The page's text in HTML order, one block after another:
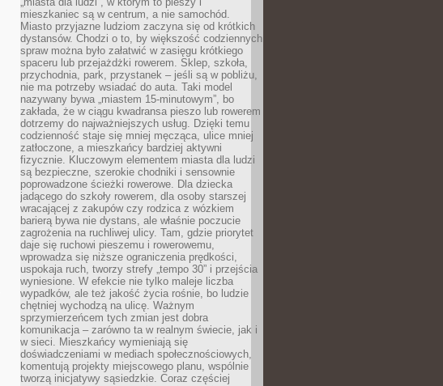
mieszkaniec są w centrum, a nie samochód.
Miasto przyjazne ludziom zaczyna się od krótkich
dystansów. Chodzi o to, by większość codziennych
spraw można było załatwić w zasięgu krótkiego
spaceru lub przejażdżki rowerem. Sklep, szkoła,
przychodnia, park, przystanek – jeśli są w pobliżu,
nie ma potrzeby wsiadać do auta. Taki model
nazywany bywa „miastem 15-minutowym”, bo
zakłada, że w ciągu kwadransa pieszo lub rowerem
dotrzemy do najważniejszych usług. Dzięki temu
codzienność staje się mniej męcząca, ulice mniej
zatłoczone, a mieszkańcy bardziej aktywni
fizycznie. Kluczowym elementem miasta dla ludzi
są bezpieczne, szerokie chodniki i sensownie
poprowadzone ścieżki rowerowe. Dla dziecka
jadącego do szkoły rowerem, dla osoby starszej
wracającej z zakupów czy rodzica z wózkiem
barierą bywa nie dystans, ale właśnie poczucie
zagrożenia na ruchliwej ulicy. Tam, gdzie priorytet
daje się ruchowi pieszemu i rowerowemu,
wprowadza się niższe ograniczenia prędkości,
uspokaja ruch, tworzy strefy „tempo 30” i przejścia
wyniesione. W efekcie nie tylko maleje liczba
wypadków, ale też jakość życia rośnie, bo ludzie
chętniej wychodzą na ulicę. Ważnym
sprzymierzeńcem tych zmian jest dobra
komunikacja – zarówno ta w realnym świecie, jak i
w sieci. Mieszkańcy wymieniają się
doświadczeniami w mediach społecznościowych,
komentują projekty miejscowego planu, wspólnie
tworzą inicjatywy sąsiedzkie. Coraz częściej